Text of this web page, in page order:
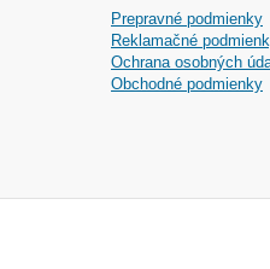
Prepravné podmienky
Reklamačné
Ochrana osobných
Obchodné podmienky